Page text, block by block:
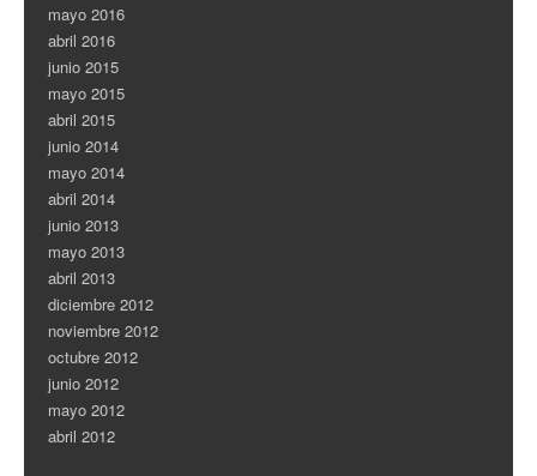
mayo 2016
abril 2016
junio 2015
mayo 2015
abril 2015
junio 2014
mayo 2014
abril 2014
junio 2013
mayo 2013
abril 2013
diciembre 2012
noviembre 2012
octubre 2012
junio 2012
mayo 2012
abril 2012